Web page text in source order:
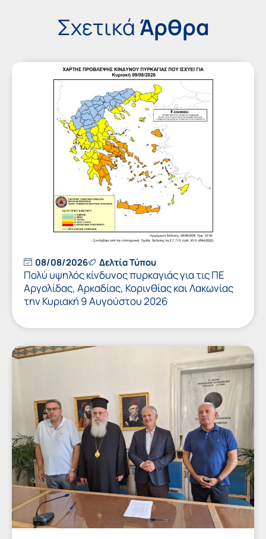
Σχετικά Άρθρα
08/08/2026 Δελτία Τύπου
Πολύ υψηλός κίνδυνος πυρκαγιάς για τις ΠΕ
Αργολίδας, Αρκαδίας, Κορινθίας και Λακωνίας
την Κυριακή 9 Αυγούστου 2026